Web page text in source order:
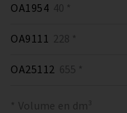
OA1954 40 *
OA9111 228 *
OA25112 655 *
* Volume en dm³